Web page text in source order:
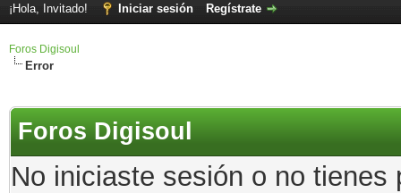
¡Hola, Invitado! Iniciar sesión Regístrate
Foros Digisoul
Error
Foros Digisoul
No iniciaste sesión o no